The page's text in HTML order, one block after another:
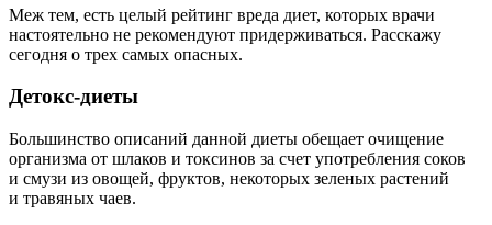
Меж тем, есть целый рейтинг вреда диет, которых врачи
настоятельно не рекомендуют придерживаться. Расскажу
сегодня о трех самых опасных.
Детокс-диеты
Большинство описаний данной диеты обещает очищение
организма от шлаков и токсинов за счет употребления соков
и смузи из овощей, фруктов, некоторых зеленых растений
и травяных чаев.